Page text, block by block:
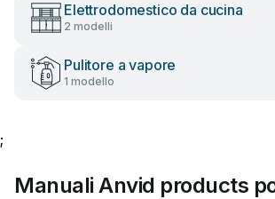
Elettrodomestico da cucina
2 modelli
Pulitore a vapore
1 modello
;
Manuali Anvid products